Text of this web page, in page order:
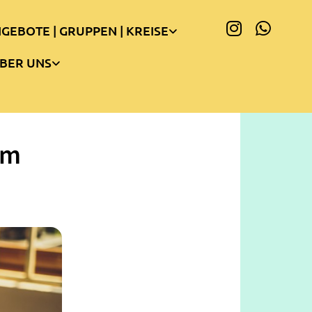
| GRUPPEN | KREISE
UNS